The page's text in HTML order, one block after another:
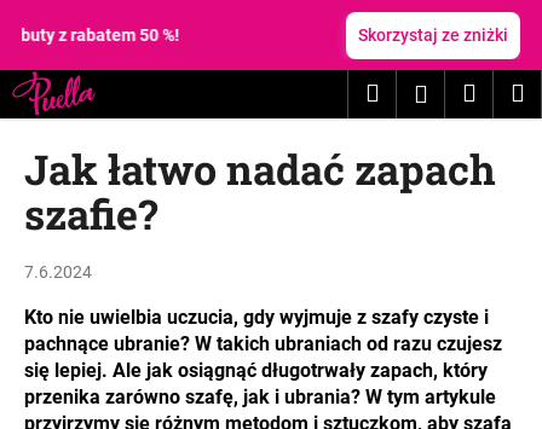
rabatem 50 %! Skorzystaj ze zniżki
SzukajZaloguj
Jak łatwo nadać zapach
szafie?
7.6.2024
Kto nie uwielbia uczucia, gdy wyjmuje z szafy czyste i
pachnące ubranie? W takich ubraniach od razu czujesz
się lepiej. Ale jak osiągnąć długotrwały zapach, który
przenika zarówno szafę, jak i ubrania? W tym artykule
przyjrzymy się różnym metodom i sztuczkom, aby szafa
s
z powrotem
powrotem
C
z
e
g
o
s
z
u
k
a